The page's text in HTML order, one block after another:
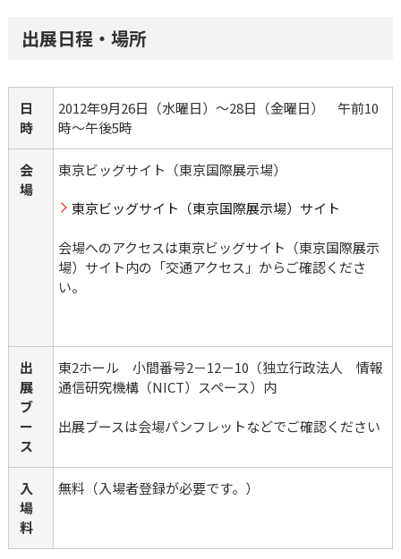
出展日程・場所
日
時
2012年9月26日（水曜日）～28日（金曜日）　午前10
時～午後5時
会
場
東京ビッグサイト（東京国際展示場）サイト
会場へのアクセスは東京ビッグサイト（東京国際展示
場）サイト内の「交通アクセス」からご確認くださ
い。
出
展
ブ
ー
ス
東2ホール　小間番号2－12－10（独立行政法人　情報
通信研究機構（NICT）スペース）内
出展ブースは会場パンフレットなどでご確認ください
入
場
料
無料（入場者登録が必要です。）